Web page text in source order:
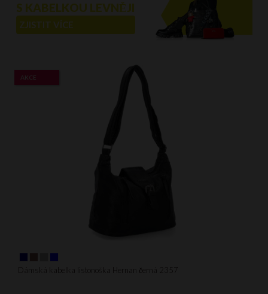
S KABELKOU LEVNĚJI
ZJISTIT VÍCE
Dámská kabelka listonoška Hernan černá 2357
AKCE